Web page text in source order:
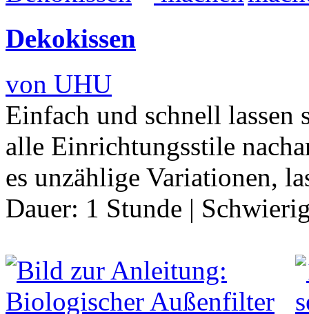
Dekokissen
von UHU
Einfach und schnell lassen
alle Einrichtungsstile
es unzählige Variationen,
Dauer: 1 Stunde |